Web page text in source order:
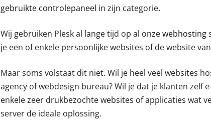
gebruikte controlepaneel in zijn categorie.
Wij gebruiken Plesk al lange tijd op al onzewebhosting
je een of enkele persoonlijke websites of de website
Maar soms volstaat dit niet. Wil je heel veel websites
agency of webdesign bureau? Wil je dat je klanten zelf
enkele zeer drukbezochte websites of applicaties wat
server de ideale oplossing.